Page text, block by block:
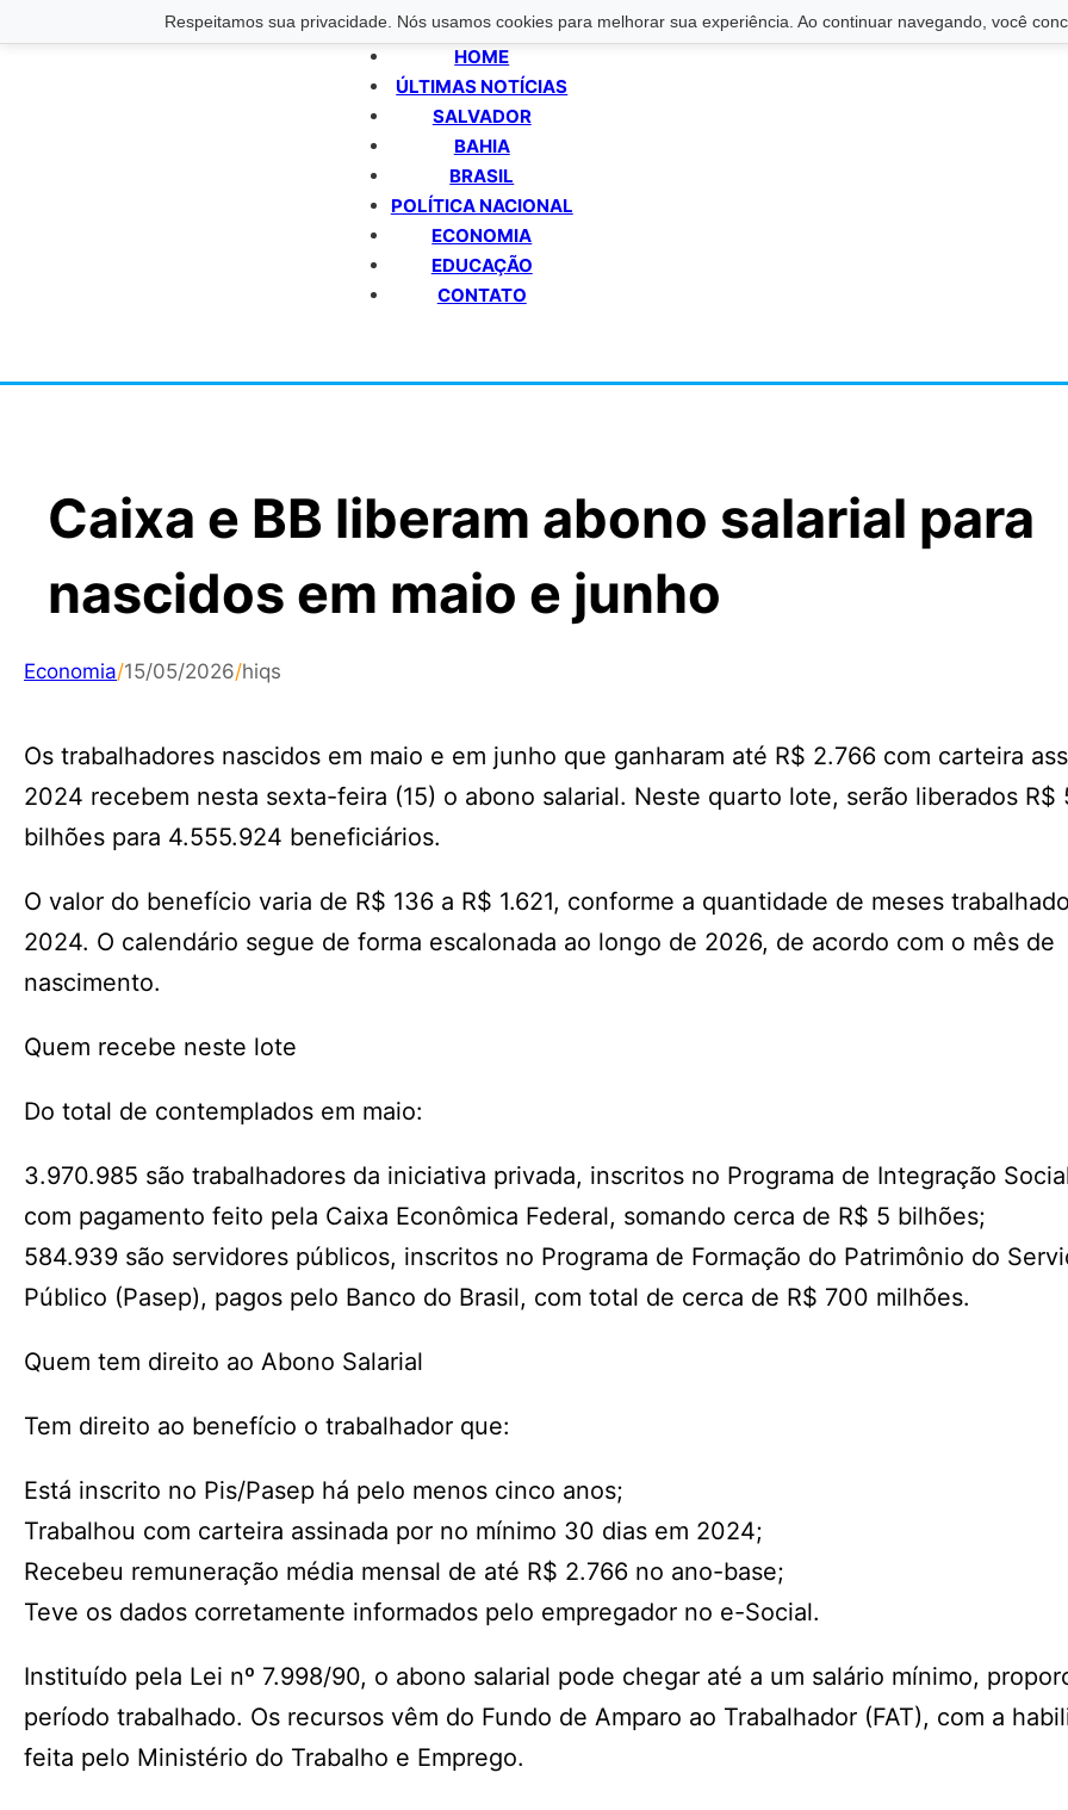
Respeitamos sua privacidade. Nós usamos cookies para melhorar sua experiência. Ao continuar navegando, você
HOME
ÚLTIMAS NOTÍCIAS
SALVADOR
BAHIA
BRASIL
POLÍTICA NACIONAL
ECONOMIA
EDUCAÇÃO
CONTATO
Caixa e BB liberam abono salarial para
nascidos em maio e junho
Economia/15/05/2026/hiqs
Os trabalhadores nascidos em maio e em junho que ganharam até R$ 2.766 com carteira
2024 recebem nesta sexta-feira (15) o abono salarial. Neste quarto lote, serão liberados R$
bilhões para 4.555.924 beneficiários.
O valor do benefício varia de R$ 136 a R$ 1.621, conforme a quantidade de meses
2024. O calendário segue de forma escalonada ao longo de 2026, de acordo com o mês de
nascimento.
Quem recebe neste lote
Do total de contemplados em maio:
3.970.985 são trabalhadores da iniciativa privada, inscritos no Programa de Integração
com pagamento feito pela Caixa Econômica Federal, somando cerca de R$ 5 bilhões;
584.939 são servidores públicos, inscritos no Programa de Formação do Patrimônio do
Público (Pasep), pagos pelo Banco do Brasil, com total de cerca de R$ 700 milhões.
Quem tem direito ao Abono Salarial
Tem direito ao benefício o trabalhador que:
Está inscrito no Pis/Pasep há pelo menos cinco anos;
Trabalhou com carteira assinada por no mínimo 30 dias em 2024;
Recebeu remuneração média mensal de até R$ 2.766 no ano-base;
Teve os dados corretamente informados pelo empregador no e-Social.
Instituído pela Lei nº 7.998/90, o abono salarial pode chegar até a um salário mínimo,
período trabalhado. Os recursos vêm do Fundo de Amparo ao Trabalhador (FAT), com a
feita pelo Ministério do Trabalho e Emprego.